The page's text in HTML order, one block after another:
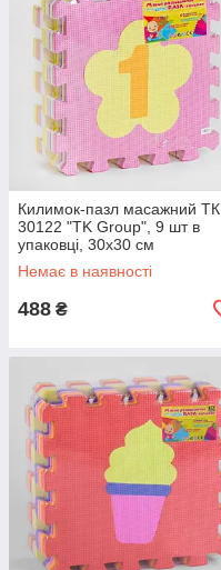
Килимок-пазл масажний ТК
30122 "TK Group", 9 шт в
упаковці, 30х30 см
Немає в наявності
488 ₴